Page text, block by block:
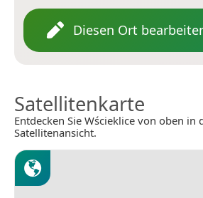
Diesen Ort
Satellitenkarte
Entdecken Sie Wścieklice von oben in
Satellitenansicht.